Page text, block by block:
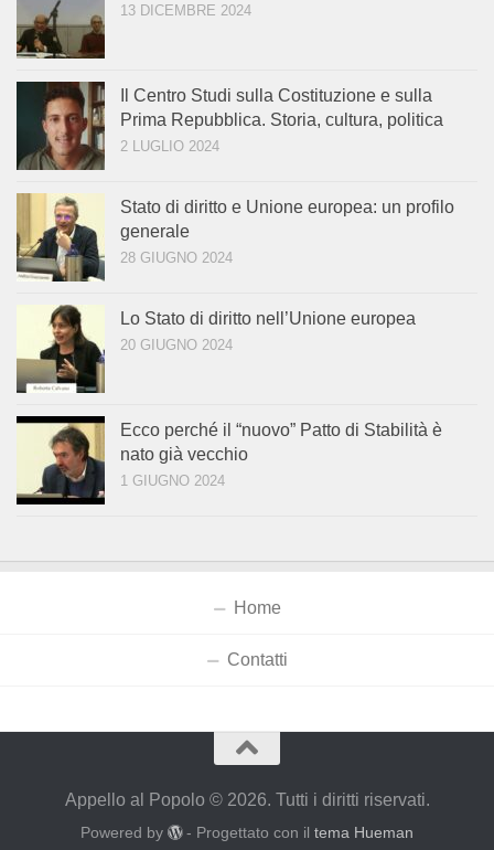
13 DICEMBRE 2024
Il Centro Studi sulla Costituzione e sulla
Prima Repubblica. Storia, cultura, politica
2 LUGLIO 2024
Stato di diritto e Unione europea: un profilo
generale
28 GIUGNO 2024
Lo Stato di diritto nell’Unione europea
20 GIUGNO 2024
Ecco perché il “nuovo” Patto di Stabilità è
nato già vecchio
1 GIUGNO 2024
Home
Contatti
Appello al Popolo © 2026. Tutti i diritti riservati.
Powered by - Progettato con iltema Hueman